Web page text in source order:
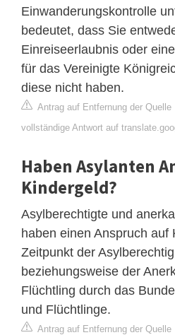
Einwanderungskontrolle
bedeutet, dass Sie
Einreiseerlaubnis oder
für das Vereinigte
diese nicht haben.
Antrag auf Entfernung der Quelle
vollständige Antwort auf
Haben Asylanten
Kindergeld?
Asylberechtigte und
haben einen Anspruch auf
Zeitpunkt der
beziehungsweise der
Flüchtling durch das
und Flüchtlinge.
Antrag auf Entfernung der Quelle